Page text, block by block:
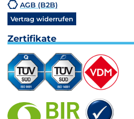
AGB (B2B)
Vertrag widerrufen
Zertifikate